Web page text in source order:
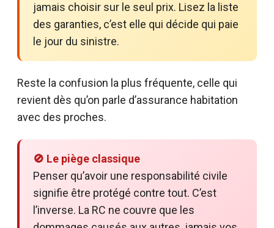
jamais choisir sur le seul prix. Lisez la liste
des garanties, c’est elle qui décide qui paie
le jour du sinistre.
Reste la confusion la plus fréquente, celle qui
revient dès qu’on parle d’assurance habitation
avec des proches.
🚫 Le piège classique
Penser qu’avoir une responsabilité civile
signifie être protégé contre tout. C’est
l’inverse. La RC ne couvre que les